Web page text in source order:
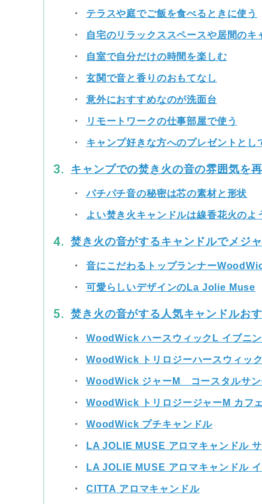
テラスや庭でご飯を食べるときに使う
自宅のリラックススペースや居間のキ
自室で自分だけの時間を楽しむ
玄関で音と香りのおもてなし
意外におすすめなのが洗面台
リモートワークの仕事部屋で使う
キャンプ好きな方へのプレゼントとし
キャンプでの焚き火の音の雰囲気を
パチパチ音の秘密は芯の素材と形状
よい焚き火キャンドルは線香花火のよ
焚き火の音がするキャンドルでメジ
音にこだわるトップランナー
可愛らしいデザインのLa Jolie Muse
焚き火の音がする人気キャンドルお
WoodWick ハースウィックL イブニ
WoodWick トリロジーハースウィック
WoodWick ジャーM コースタルサン
WoodWick トリロジージャーM カフ
WoodWick プチキャンドル
LA JOLIE MUSE アロマキャンドル
LA JOLIE MUSE アロマキャンドル
CITTA アロマキャンドル